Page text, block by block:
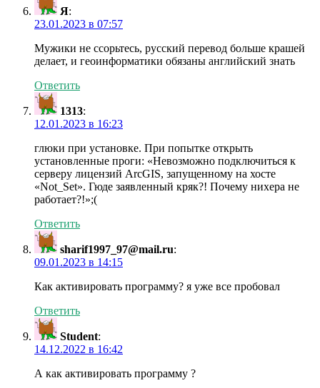
Я:
23.01.2023 в 07:57
Мужики не ссорьтесь, русский перевод больше крашей
делает, и геоинформатики обязаны английский знать
Ответить
1313:
12.01.2023 в 16:23
глюки при установке. При попытке открыть
установленные проги: «Невозможно подключиться к
серверу лицензий ArcGIS, запущенному на хосте
«Not_Set». Гюде заявленный кряк?! Почему нихера не
работает?!»;(
Ответить
sharif1997_97@mail.ru:
09.01.2023 в 14:15
Как активировать программу? я уже все пробовал
Ответить
Student:
14.12.2022 в 16:42
А как активировать программу ?